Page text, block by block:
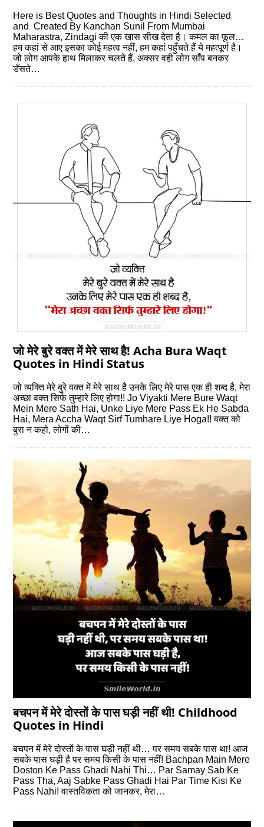
Here is Best Quotes and Thoughts in Hindi Selected
and Created By Kanchan Sunil From Mumbai
Maharastra, Zindagi की एक खास सीख देता है। कमल का फूल…
हम कहां से आए इसका कोई महत्‍व नहीं, हम कहां पहुँचते हैं ये महत्‍पूर्ण है।
जो लोग आपके हाथ मिलाकर चलते हैं, अक्‍सर वही लोग साँप बनकर
डँसते…
जो मेरे बुरे वक्‍त में मेरे साथ है! Acha Bura Waqt
Quotes in Hindi Status
जो व्‍यक्ति मेरे बुरे वक्‍त में मेरे साथ है उनके लिए मेरे पास एक ही शब्‍द है, मेरा
अच्‍छा वक्‍त सिर्फ तुम्‍हारे लिए होगा!! Jo Viyakti Mere Bure Waqt
Mein Mere Sath Hai, Unke Liye Mere Pass Ek He Sabda
Hai, Mera Accha Waqt Sirf Tumhare Liye Hoga!! वक्त को
बुरा न कहो, लोगों की…
बचपन में मेरे दोस्तों के पास घड़ी नहीं थी! Childhood
Quotes in Hindi
बचपन में मेरे दोस्तों के पास घड़ी नहीं थी… पर समय सबके पास था! आज
सबके पास घड़ी है पर समय किसी के पास नहीं! Bachpan Main Mere
Doston Ke Pass Ghadi Nahi Thi… Par Samay Sab Ke
Pass Tha, Aaj Sabke Pass Ghadi Hai Par Time Kisi Ke
Pass Nahi! वास्तविकता को जानकर, मेरा…